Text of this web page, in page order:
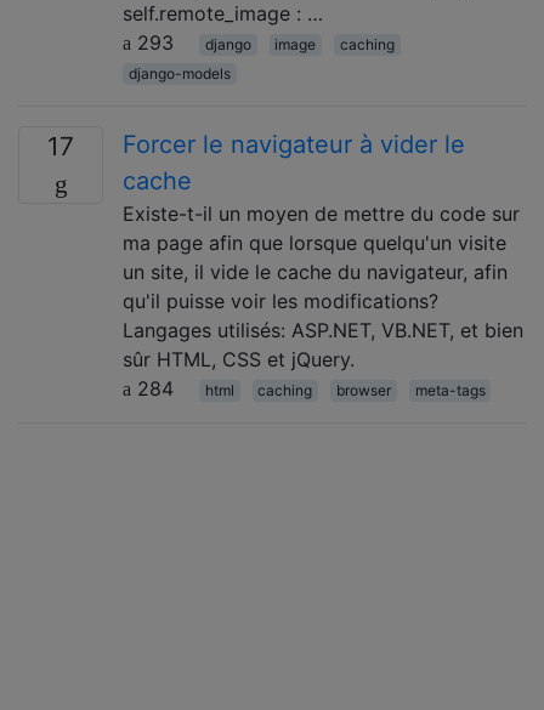
self.remote_image : …
293
django image
caching
django-models
17
Forcer le navigateur à vider le
cache
Existe-t-il un moyen de mettre du code sur
ma page afin que lorsque quelqu'un visite
un site, il vide le cache du navigateur, afin
qu'il puisse voir les modifications?
Langages utilisés: ASP.NET, VB.NET, et bien
sûr HTML, CSS et jQuery.
284
html caching browser meta-tags